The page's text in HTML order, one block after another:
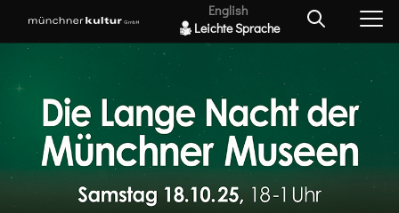
English
Leichte Sprache